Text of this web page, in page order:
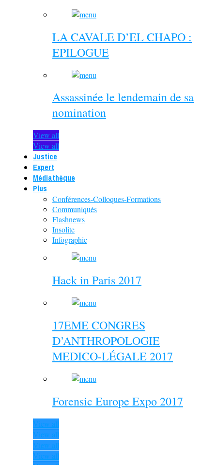
LA CAVALE D’EL CHAPO :
EPILOGUE
Assassinée le lendemain de sa
nomination
View all
View all
Justice
Expert
Médiathèque
Plus
Conférences-Colloques-Formations
Communiqués
Flashnews
Insolite
Infographie
Hack in Paris 2017
17EME CONGRES
D’ANTHROPOLOGIE
MEDICO-LÉGALE 2017
Forensic Europe Expo 2017
View all
View all
View all
View all